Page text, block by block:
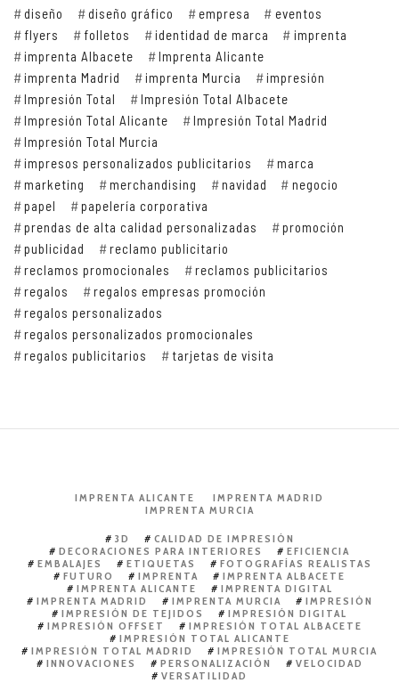
diseño diseño gráfico empresa
eventos
flyers
folletos identidad de marca
imprenta
imprenta Albacete
Imprenta Alicante
imprenta Madrid
imprenta Murcia
impresión
Impresión Total
Impresión Total Albacete
Impresión Total Alicante
Impresión Total Madrid
Impresión Total Murcia
impresos personalizados publicitarios
marca
marketing
merchandising navidad
negocio
papel
papelería corporativa
prendas de alta calidad personalizadas
promoción
publicidad
reclamo publicitario
reclamos promocionales
reclamos publicitarios
regalos
regalos empresas promoción
regalos personalizados
regalos personalizados promocionales
regalos publicitarios
tarjetas de visita
IMPRENTA ALICANTE
IMPRENTA MADRID
IMPRENTA MURCIA
3D
CALIDAD DE IMPRESIÓN
DECORACIONES PARA INTERIORES
EFICIENCIA
EMBALAJES
ETIQUETAS
FOTOGRAFÍAS REALISTAS
FUTURO
IMPRENTA
IMPRENTA ALBACETE
IMPRENTA ALICANTE
IMPRENTA DIGITAL
IMPRENTA MADRID
IMPRENTA MURCIA
IMPRESIÓN
IMPRESIÓN DE TEJIDOS
IMPRESIÓN DIGITAL
IMPRESIÓN OFFSET
IMPRESIÓN TOTAL ALBACETE
IMPRESIÓN TOTAL ALICANTE
IMPRESIÓN TOTAL MADRID
IMPRESIÓN TOTAL MURCIA
INNOVACIONES
PERSONALIZACIÓN
VELOCIDAD
VERSATILIDAD